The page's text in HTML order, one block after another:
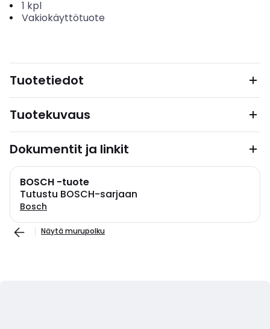
1 kpl
Vakiokäyttötuote
Tuotetiedot
Tuotekuvaus
Dokumentit ja linkit
BOSCH -tuote
Tutustu BOSCH-sarjaan
Bosch
Näytä murupolku